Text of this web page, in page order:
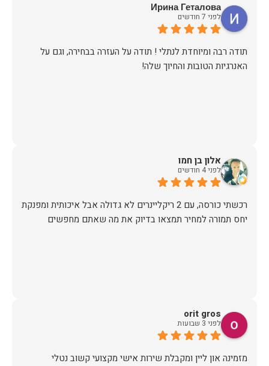
Ирина Геталова
לפני 7 חודשים
​תודה רבה ומיוחדת לנתלי ! תודה על העזרה בבחירה, וגם על
האנרגיות הטובות והחיוך שלה!
אלון בן חמו
לפני 4 חודשים
יחס תמורה למחיר תמצאו בדיוק את מה שאתם מחפשים
orit gros
לפני 3 שבועות
מזמינה און ליין ומקבלת שירות אישי מקצועי קשוב נטלי